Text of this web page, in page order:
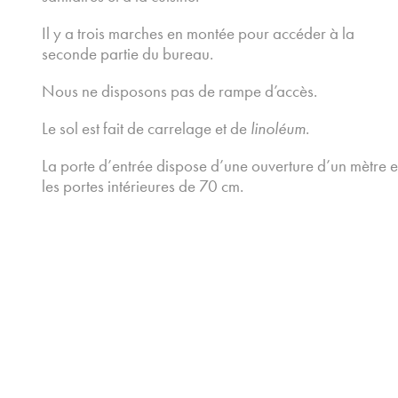
Il y a trois marches en montée pour accéder à la
seconde partie du bureau.
Nous ne disposons pas de rampe d’accès.
Le sol est fait de carrelage et de linoléum.
La porte d’entrée dispose d’une ouverture d’un mètre
les portes intérieures de 70 cm.